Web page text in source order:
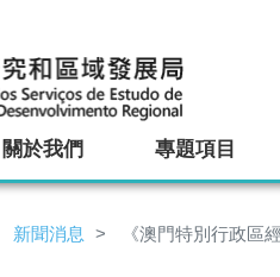
關於我們 專題項目
新聞消息 《澳門特別行政區